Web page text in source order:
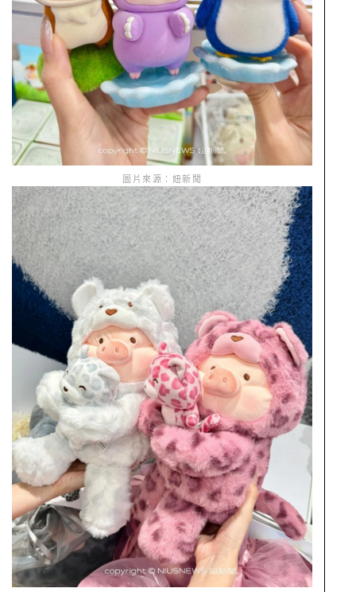
圖片來源：妞新聞